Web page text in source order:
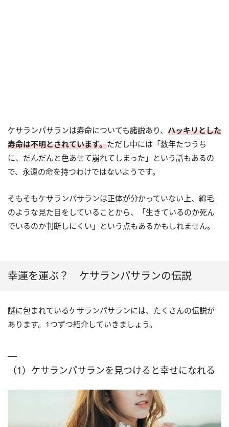
ケサランパサランは寿命についても諸説あり、 ハッキリとした
寿命は不明とされています。ただし中には「数年たつうち
に、だんだんと色あせて崩れてしまった」という話もあるの
で、永遠の命を持つわけではないようです。
そもそもケサランパサランは正体が分かっていない上、綿毛
のような見た目をしていることから、「生きているのか死ん
でいるのか判断しにくい」という点もあるかもしれません。
幸運を運ぶ？ ケサランパサランの伝説
謎に包まれているケサランパサランには、たくさんの伝説が
あります。1つずつ紹介していきましょう。
（1）ケサランパサランを見つけると幸せになれる